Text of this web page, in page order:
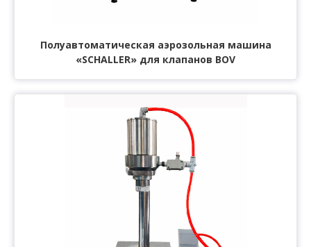
Полуавтоматическая аэрозольная машина
«SCHALLER» для клапанов BOV